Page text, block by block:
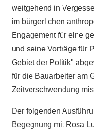
weitgehend in
im bürgerlichen
Engagement für eine
und seine Vorträge für
Gebiet der Politik"
für die Bauarbeiter am
Zeitverschwendung
Der folgenden
Begegnung mit Rosa